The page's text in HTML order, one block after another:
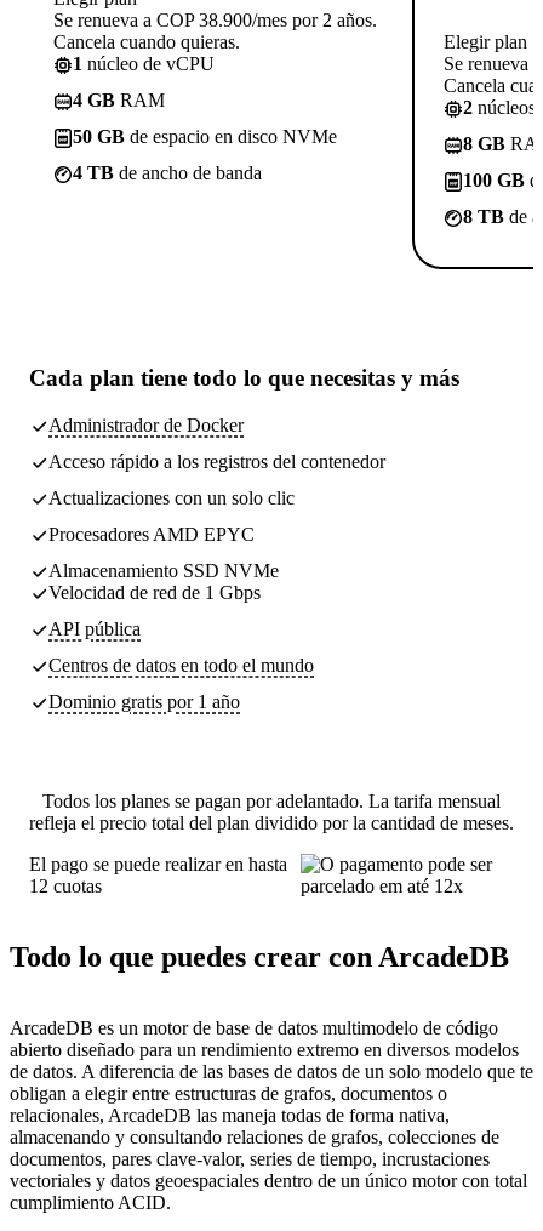
Se renueva a COP 38.900/mes por 2 años.
Cancela cuando quieras.
1 núcleo de vCPU
4 GB RAM
50 GB de espacio en disco NVMe
4 TB de ancho de banda
Elegir plan
Se renueva
Cancela
2 núcleos
8 GB
100 GB
8 TB de
Cada plan tiene todo lo que necesitas y más
Administrador de Docker
Acceso rápido a los registros del contenedor
Actualizaciones con un solo clic
Procesadores AMD EPYC
Almacenamiento SSD NVMe
Velocidad de red de 1 Gbps
API pública
Centros de datos en todo el mundo
Dominio gratis por 1 año
Todos los planes se pagan por adelantado. La tarifa mensual
refleja el precio total del plan dividido por la cantidad de meses.
El pago se puede realizar en hasta
12 cuotas
Todo lo que puedes crear con ArcadeDB
ArcadeDB es un motor de base de datos multimodelo de código
abierto diseñado para un rendimiento extremo en diversos modelos
de datos. A diferencia de las bases de datos de un solo modelo que te
obligan a elegir entre estructuras de grafos, documentos o
relacionales, ArcadeDB las maneja todas de forma nativa,
almacenando y consultando relaciones de grafos, colecciones de
documentos, pares clave-valor, series de tiempo, incrustaciones
vectoriales y datos geoespaciales dentro de un único motor con total
cumplimiento ACID.